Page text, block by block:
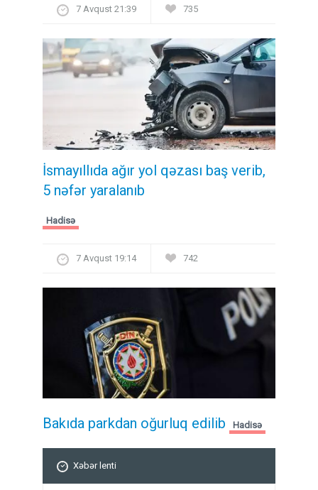
7 Avqust 21:39 735
İsmayıllıda ağır yol qəzası baş verib,
5 nəfər yaralanıb
Hadisə
7 Avqust 19:14 742
Bakıda parkdan oğurluq edilib Hadisə
Xəbər lenti